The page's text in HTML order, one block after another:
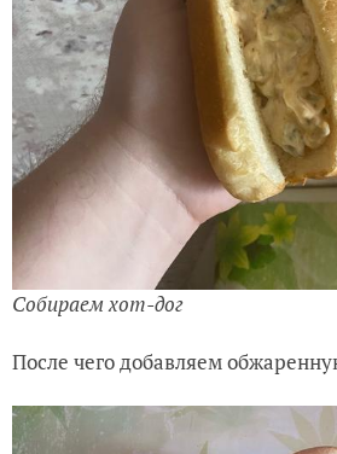
Собираем хот-дог
После чего добавляем об